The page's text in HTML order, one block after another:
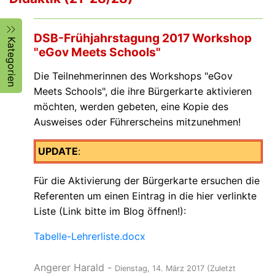
Kategorien
DSB-Frühjahrstagung 2017 Workshop
"eGov Meets Schools"
Die Teilnehmerinnen des Workshops "eGov
Meets Schools", die ihre Bürgerkarte aktivieren
möchten, werden gebeten, eine Kopie des
Ausweises oder Führerscheins mitzunehmen!
UPDATE:
Für die Aktivierung der Bürgerkarte ersuchen die
Referenten um einen Eintrag in die hier verlinkte
Liste (Link bitte im Blog öffnen!):
Tabelle-Lehrerliste.docx
Angerer Harald - Dienstag, 14. März 2017 (Zuletzt